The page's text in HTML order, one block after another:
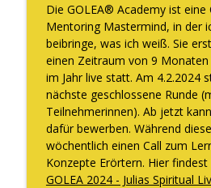
Die GOLEA® Academy ist eine
Mentoring Mastermind, in der
beibringe, was ich weiß. Sie
einen Zeitraum von 9
im Jahr live statt. Am 4.2.2024
nächste geschlossene Runde
Teilnehmerinnen). Ab jetzt
dafür bewerben. Während
wöchentlich einen Call zum
Konzepte Erörtern. Hier
GOLEA 2024 - Julias Spiritual